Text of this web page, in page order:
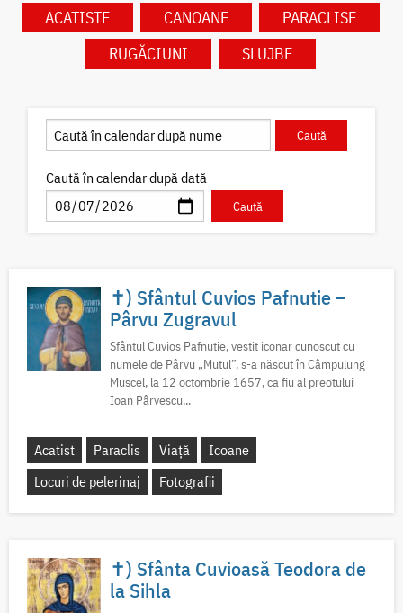
ACATISTE CANOANE
PARACLISE
RUGĂCIUNI
SLUJBE
Caută în calendar după dată
✝) Sfântul Cuvios Pafnutie –
Pârvu Zugravul
Sfântul Cuvios Pafnutie, vestit iconar cunoscut cu
numele de Pârvu „Mutul”, s-a născut în Câmpulung
Muscel, la 12 octombrie 1657, ca fiu al preotului
Ioan Pârvescu...
Acatist Paraclis Viață
Icoane
Locuri de pelerinaj
Fotografii
✝) Sfânta Cuvioasă Teodora de
la Sihla